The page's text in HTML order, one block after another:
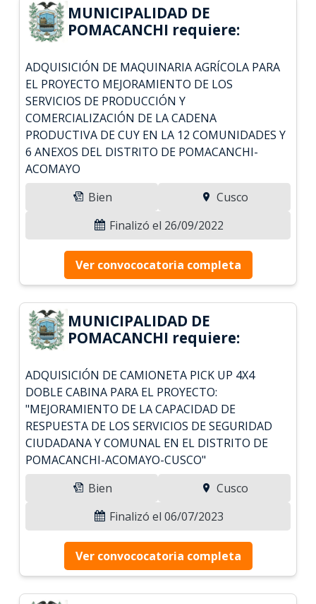
MUNICIPALIDAD DE
POMACANCHI requiere:
ADQUISICIÓN DE MAQUINARIA AGRÍCOLA PARA
EL PROYECTO MEJORAMIENTO DE LOS
SERVICIOS DE PRODUCCIÓN Y
COMERCIALIZACIÓN DE LA CADENA
PRODUCTIVA DE CUY EN LA 12 COMUNIDADES Y
6 ANEXOS DEL DISTRITO DE POMACANCHI-
ACOMAYO
Bien
Cusco
Finalizó el 26/09/2022
Ver convococatoria completa
MUNICIPALIDAD DE
POMACANCHI requiere:
ADQUISICIÓN DE CAMIONETA PICK UP 4X4
DOBLE CABINA PARA EL PROYECTO:
"MEJORAMIENTO DE LA CAPACIDAD DE
RESPUESTA DE LOS SERVICIOS DE SEGURIDAD
CIUDADANA Y COMUNAL EN EL DISTRITO DE
POMACANCHI-ACOMAYO-CUSCO"
Bien
Cusco
Finalizó el 06/07/2023
Ver convococatoria completa